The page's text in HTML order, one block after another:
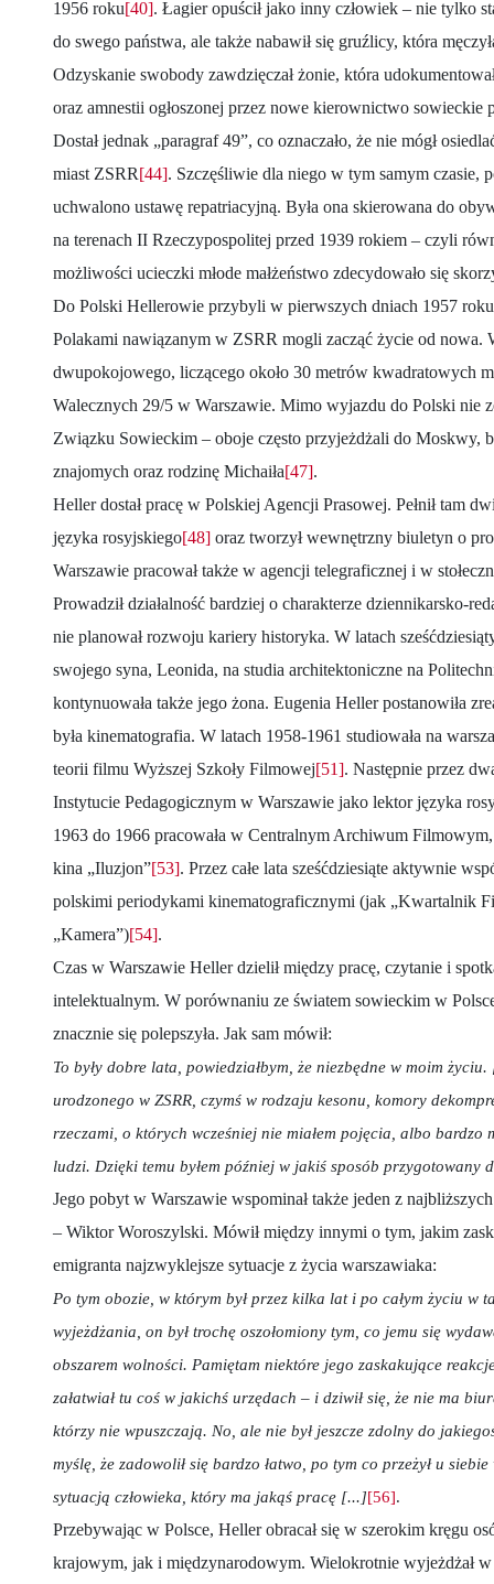
1956 roku[40]. Łagier opuścił jako inny człowiek – nie tylko
do swego państwa, ale także nabawił się gruźlicy, która
Odzyskanie swobody zawdzięczał żonie, która
oraz amnestii ogłoszonej przez nowe kierownictwo sowieckie
Dostał jednak „paragraf 49”, co oznaczało, że nie mógł
miast ZSRR[44]. Szczęśliwie dla niego w tym samym czasie,
uchwalono ustawę repatriacyjną. Była ona skierowana do
na terenach II Rzeczypospolitej przed 1939 rokiem – czyli
możliwości ucieczki młode małżeństwo zdecydowało się
Do Polski Hellerowie przybyli w pierwszych dniach 1957 roku
Polakami nawiązanym w ZSRR mogli zacząć życie od nowa.
dwupokojowego, liczącego około 30 metrów kwadratowych
Walecznych 29/5 w Warszawie. Mimo wyjazdu do Polski nie
Związku Sowieckim – oboje często przyjeżdżali do Moskwy,
znajomych oraz rodzinę Michaiła[47].
Heller dostał pracę w Polskiej Agencji Prasowej. Pełnił tam
języka rosyjskiego[48] oraz tworzył wewnętrzny biuletyn o
Warszawie pracował także w agencji telegraficznej i w
Prowadził działalność bardziej o charakterze dziennikarsko-
nie planował rozwoju kariery historyka. W latach
swojego syna, Leonida, na studia architektoniczne na
kontynuowała także jego żona. Eugenia Heller postanowiła
była kinematografia. W latach 1958-1961 studiowała na
teorii filmu Wyższej Szkoły Filmowej[51]. Następnie przez
Instytucie Pedagogicznym w Warszawie jako lektor języka
1963 do 1966 pracowała w Centralnym Archiwum Filmowym,
kina „Iluzjon”[53]. Przez całe lata sześćdziesiąte aktywnie
polskimi periodykami kinematograficznymi (jak „Kwartalnik
„Kamera”)[54].
Czas w Warszawie Heller dzielił między pracę, czytanie i
intelektualnym. W porównaniu ze światem sowieckim w
znacznie się polepszyła. Jak sam mówił:
To były dobre lata, powiedziałbym, że niezbędne w moim
urodzonego w ZSRR, czymś w rodzaju kesonu, komory
rzeczami, o których wcześniej nie miałem pojęcia, albo bardzo
ludzi. Dzięki temu byłem później w jakiś sposób przygotowany
Jego pobyt w Warszawie wspominał także jeden z
– Wiktor Woroszylski. Mówił między innymi o tym, jakim
emigranta najzwyklejsze sytuacje z życia warszawiaka:
Po tym obozie, w którym był przez kilka lat i po całym życiu w
wyjeżdżania, on był trochę oszołomiony tym, co jemu się
obszarem wolności. Pamiętam niektóre jego zaskakujące
załatwiał tu coś w jakichś urzędach – i dziwił się, że nie ma
którzy nie wpuszczają. No, ale nie był jeszcze zdolny do
myślę, że zadowolił się bardzo łatwo, po tym co przeżył u
sytuacją człowieka, który ma jakąś pracę [...][56].
Przebywając w Polsce, Heller obracał się w szerokim kręgu
krajowym, jak i międzynarodowym. Wielokrotnie wyjeżdżał w